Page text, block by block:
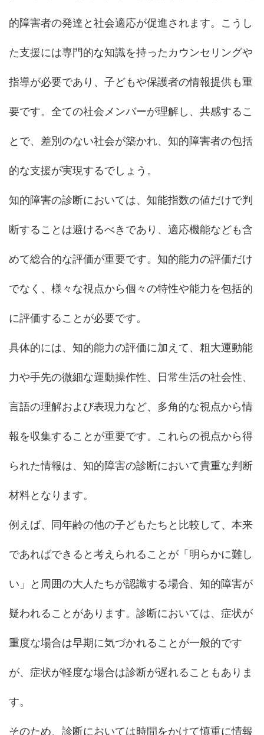
的障害者の発達と社会適応が促進されます。こうし
た支援には専門的な知識を持ったカウンセリングや
指導が必要であり、子どもや保護者の情報提供も重
要です。全ての社会メンバーが理解し、共感するこ
とで、差別のない社会が築かれ、知的障害者の包括
的な支援が実現するでしょう。
知的障害の診断においては、知能指数の値だけで判
断することは避けるべきであり、適応機能なども含
めて総合的な評価が重要です。知的能力の評価だけ
でなく、様々な視点から個々の特性や能力を包括的
に評価することが必要です。
具体的には、知的能力の評価に加えて、粗大運動能
力や手先の微細な運動操作性、日常生活の社会性、
言語の理解および表現力など、多角的な視点から情
報を収集することが重要です。これらの視点から得
られた情報は、知的障害の診断において貴重な判断
材料となります。
例えば、同年齢の他の子どもたちと比較して、本来
であればできると考えられることが「明らかに難し
い」と周囲の大人たちが認識する場合、知的障害が
疑われることがあります。診断においては、症状が
重度な場合は早期に気づかれることが一般的です
が、症状が軽度な場合は診断が遅れることもありま
す。
そのため、診断においては時間をかけて慎重に情報